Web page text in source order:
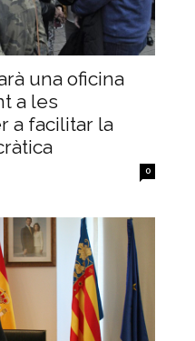
una oficina
a les
a facilitar la
0